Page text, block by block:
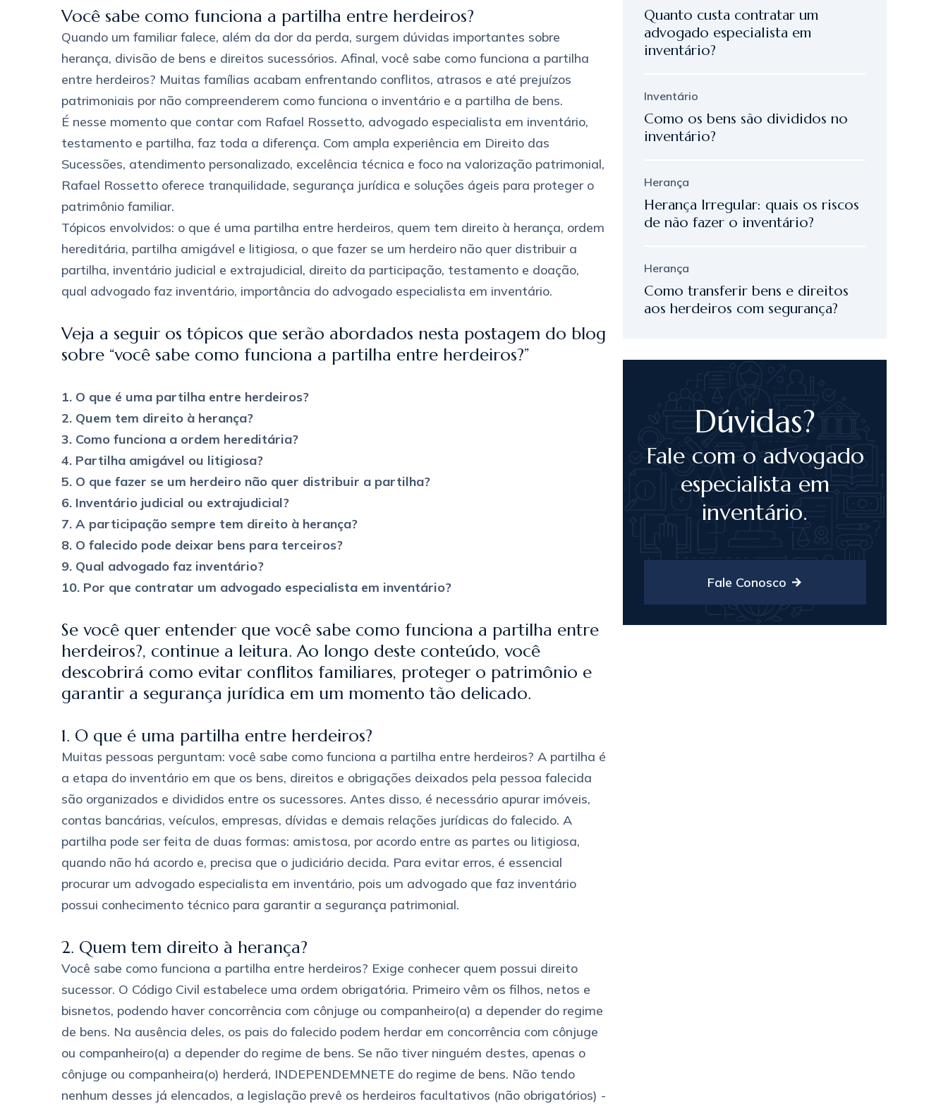
Você sabe como funciona a partilha entre herdeiros?
Quando um familiar falece, além da dor da perda, surgem dúvidas importantes sobre
herança, divisão de bens e direitos sucessórios. Afinal, você sabe como funciona a partilha
entre herdeiros? Muitas famílias acabam enfrentando conflitos, atrasos e até prejuízos
patrimoniais por não compreenderem como funciona o inventário e a partilha de bens.
É nesse momento que contar com Rafael Rossetto, advogado especialista em inventário,
testamento e partilha, faz toda a diferença. Com ampla experiência em Direito das
Sucessões, atendimento personalizado, excelência técnica e foco na valorização patrimonial,
Rafael Rossetto oferece tranquilidade, segurança jurídica e soluções ágeis para proteger o
patrimônio familiar.
Tópicos envolvidos: o que é uma partilha entre herdeiros, quem tem direito à herança, ordem
hereditária, partilha amigável e litigiosa, o que fazer se um herdeiro não quer distribuir a
partilha, inventário judicial e extrajudicial, direito da participação, testamento e doação,
qual advogado faz inventário, importância do advogado especialista em inventário.
Veja a seguir os tópicos que serão abordados nesta postagem do blog
sobre “você sabe como funciona a partilha entre herdeiros?”
1. O que é uma partilha entre herdeiros?
2. Quem tem direito à herança?
3. Como funciona a ordem hereditária?
4. Partilha amigável ou litigiosa?
5. O que fazer se um herdeiro não quer distribuir a partilha?
6. Inventário judicial ou extrajudicial?
7. A participação sempre tem direito à herança?
8. O falecido pode deixar bens para terceiros?
9. Qual advogado faz inventário?
10. Por que contratar um advogado especialista em inventário?
Se você quer entender que você sabe como funciona a partilha entre
herdeiros?, continue a leitura. Ao longo deste conteúdo, você
descobrirá como evitar conflitos familiares, proteger o patrimônio e
garantir a segurança jurídica em um momento tão delicado.
1. O que é uma partilha entre herdeiros?
Muitas pessoas perguntam: você sabe como funciona a partilha entre herdeiros? A partilha é
a etapa do inventário em que os bens, direitos e obrigações deixados pela pessoa falecida
são organizados e divididos entre os sucessores. Antes disso, é necessário apurar imóveis,
contas bancárias, veículos, empresas, dívidas e demais relações jurídicas do falecido. A
partilha pode ser feita de duas formas: amistosa, por acordo entre as partes ou litigiosa,
quando não há acordo e, precisa que o judiciário decida. Para evitar erros, é essencial
procurar um advogado especialista em inventário, pois um advogado que faz inventário
possui conhecimento técnico para garantir a segurança patrimonial.
2. Quem tem direito à herança?
Você sabe como funciona a partilha entre herdeiros? Exige conhecer quem possui direito
sucessor. O Código Civil estabelece uma ordem obrigatória. Primeiro vêm os filhos, netos e
bisnetos, podendo haver concorrência com cônjuge ou companheiro(a) a depender do regime
de bens. Na ausência deles, os pais do falecido podem herdar em concorrência com cônjuge
ou companheiro(a) a depender do regime de bens. Se não tiver ninguém destes, apenas o
cônjuge ou companheira(o) herderá, INDEPENDEMNETE do regime de bens. Não tendo
nenhum desses já elencados, a legislação prevê os herdeiros facultativos (não obrigatórios) -
Quanto custa contratar um
advogado especialista em
inventário?
Inventário
Como os bens são divididos no
inventário?
Herança
Herança Irregular: quais os riscos
de não fazer o inventário?
Herança
Como transferir bens e direitos
aos herdeiros com segurança?
Dúvidas?
Fale com o advogado
especialista em
inventário.
Fale Conosco